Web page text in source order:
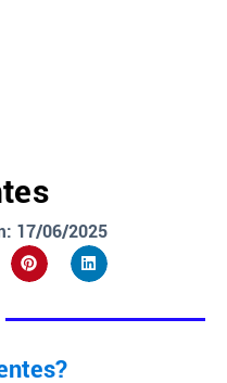
17/06/2025